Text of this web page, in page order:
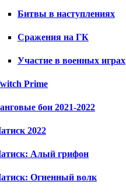
Битвы в наступлениях
Сражения на ГК
Участие в военных играх
Prime
бои 2021-2022
2022
Алый грифон
Огненный волк